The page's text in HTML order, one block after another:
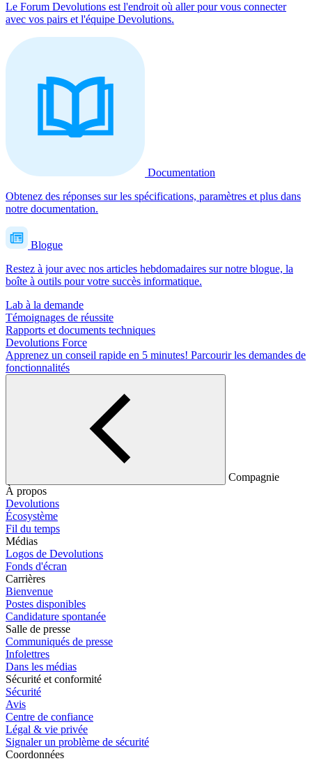
Le Forum Devolutions est l'endroit où aller pour vous connecter
avec vos pairs et l'équipe Devolutions.
Documentation
Obtenez des réponses sur les spécifications, paramètres et plus dans
notre documentation.
Blogue
Restez à jour avec nos articles hebdomadaires sur notre blogue, la
boîte à outils pour votre succès informatique.
Lab à la demande
Témoignages de réussite
Rapports et documents techniques
Devolutions Force
Apprenez un conseil rapide en 5 minutes! Parcourir les demandes de
fonctionnalités
Compagnie
À propos
Devolutions
Écosystème
Fil du temps
Médias
Logos de Devolutions
Fonds d'écran
Carrières
Bienvenue
Postes disponibles
Candidature spontanée
Salle de presse
Communiqués de presse
Infolettres
Dans les médias
Sécurité et conformité
Sécurité
Avis
Centre de confiance
Légal & vie privée
Signaler un problème de sécurité
Coordonnées